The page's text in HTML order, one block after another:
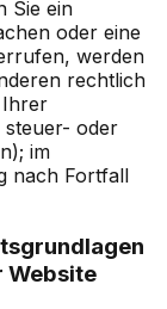
Sie ein
oder eine
werden
rechtlich
Ihrer
steuer- oder
im
nach Fortfall
Website